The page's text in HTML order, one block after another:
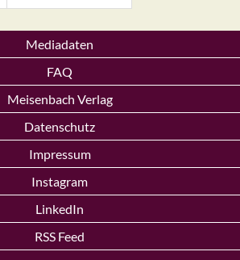
Mediadaten
FAQ
Meisenbach Verlag
Datenschutz
Impressum
Instagram
LinkedIn
RSS Feed